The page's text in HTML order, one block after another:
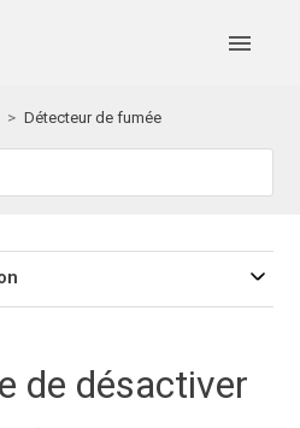
Détecteur de fumée
de désactiver